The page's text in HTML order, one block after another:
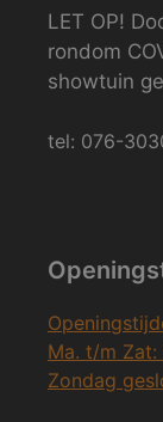
LET OP!
rondom
showtuin
tel: 076-
Ma. t/m Zat:
Zondag